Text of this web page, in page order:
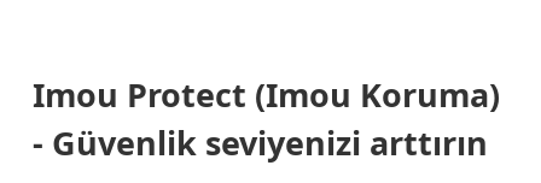
Imou Protect (Imou Koruma)
- Güvenlik seviyenizi arttırın